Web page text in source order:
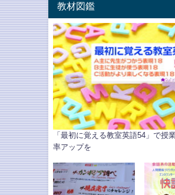
教材図鑑
「最初に覚える教室英語54」で授
率アップを